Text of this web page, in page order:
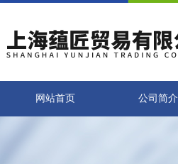
网站首页 公司简介